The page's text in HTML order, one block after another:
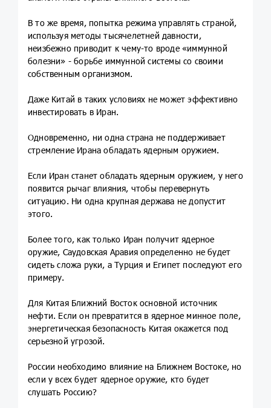
В то же время, попытка режима управлять страной,
используя методы тысячелетней давности,
неизбежно приводит к чему-то вроде «иммунной
болезни» - борьбе иммунной системы со своими
собственным организмом.
Даже Китай в таких условиях не может эффективно
инвестировать в Иран.
Одновременно, ни одна страна не поддерживает
стремление Ирана обладать ядерным оружием.
Если Иран станет обладать ядерным оружием, у него
появится рычаг влияния, чтобы перевернуть
ситуацию. Ни одна крупная держава не допустит
этого.
Более того, как только Иран получит ядерное
оружие, Саудовская Аравия определенно не будет
сидеть сложа руки, а Турция и Египет последуют его
примеру.
Для Китая Ближний Восток основной источник
нефти. Если он превратится в ядерное минное поле,
энергетическая безопасность Китая окажется под
серьезной угрозой.
России необходимо влияние на Ближнем Востоке, но
если у всех будет ядерное оружие, кто будет
слушать Россию?